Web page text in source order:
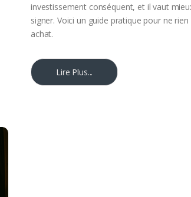
investissement conséquent, et il vaut
signer. Voici un guide pratique pour ne
achat.
Lire Plus...